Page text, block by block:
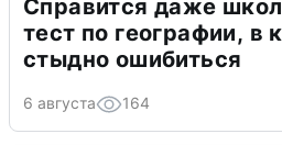
Справится даже
тест по географии, в
стыдно ошибиться
6 августа 164